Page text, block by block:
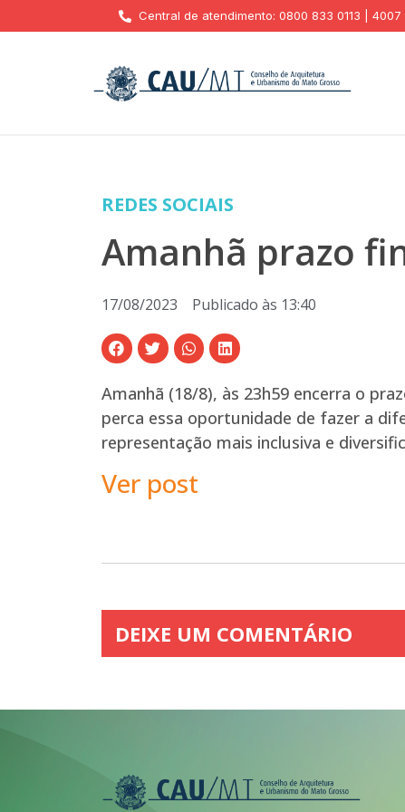
Central de atendimento: 0800 833 0113 | 4007
REDES SOCIAIS
Amanhã prazo
17/08/2023 Publicado às 13:40
Amanhã (18/8), às 23h59 encerra o
perca essa oportunidade de fazer a
representação mais inclusiva e
Ver post
DEIXE UM COMENTÁRIO